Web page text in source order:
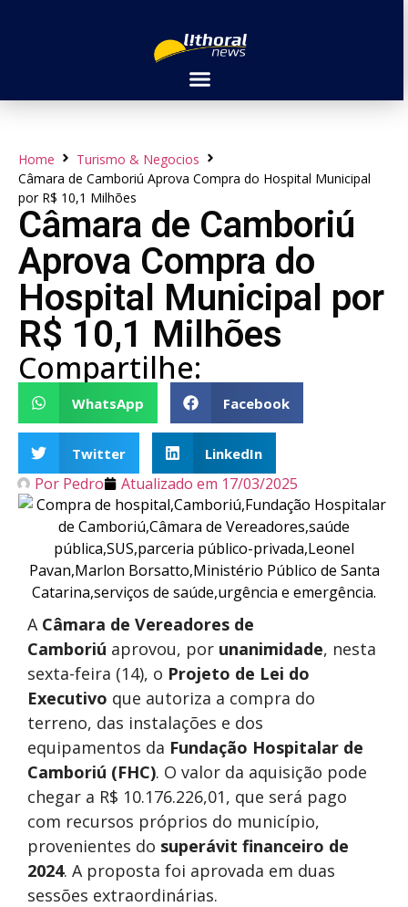
Home
Turismo & Negocios
Câmara de Camboriú Aprova Compra do Hospital Municipal
por R$ 10,1 Milhões
Câmara de Camboriú
Aprova Compra do
Hospital Municipal por
R$ 10,1 Milhões
Compartilhe:
WhatsApp Facebook
Twitter LinkedIn
Por Pedro Atualizado em 17/03/2025
A Câmara de Vereadores de
Camboriú aprovou, por unanimidade, nesta
sexta-feira (14), o Projeto de Lei do
Executivo que autoriza a compra do
terreno, das instalações e dos
equipamentos da Fundação Hospitalar de
Camboriú (FHC). O valor da aquisição pode
chegar a R$ 10.176.226,01, que será pago
com recursos próprios do município,
provenientes do superávit financeiro de
2024. A proposta foi aprovada em duas
sessões extraordinárias.